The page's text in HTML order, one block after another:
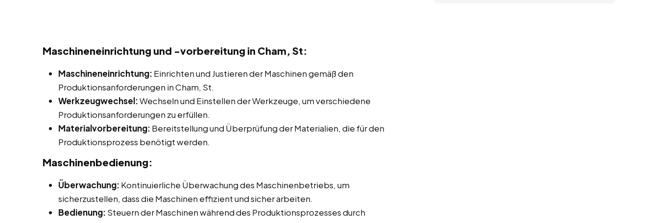
Maschineneinrichtung und -vorbereitung in Cham, St:
Maschineneinrichtung: Einrichten und Justieren der Maschinen gemäß den
Produktionsanforderungen in Cham, St.
Werkzeugwechsel:Wechseln und Einstellen der Werkzeuge, um verschiedene
Produktionsanforderungen zu erfüllen.
Materialvorbereitung: Bereitstellung und Überprüfung der Materialien, die für den
Produktionsprozess benötigt werden.
Maschinenbedienung:
Überwachung: Kontinuierliche Überwachung des Maschinenbetriebs, um
sicherzustellen, dass die Maschinen effizient und sicher arbeiten.
Bedienung: Steuern der Maschinen während des Produktionsprozesses durch